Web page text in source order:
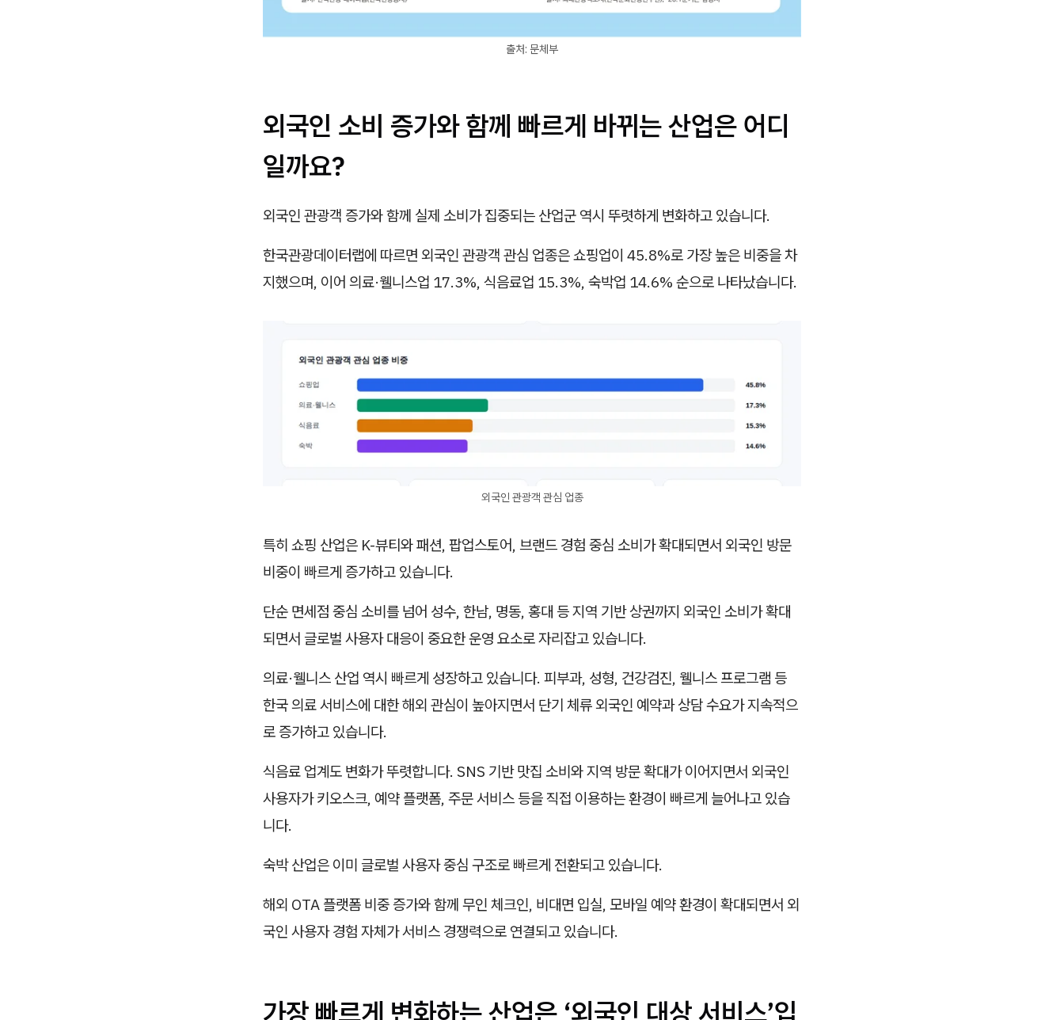
출처: 문체부
외국인 소비 증가와 함께 빠르게 바뀌는 산업은 어디
일까요?
외국인 관광객 증가와 함께 실제 소비가 집중되는 산업군 역시 뚜렷하게 변화하고 있습니다.
한국관광데이터랩에 따르면 외국인 관광객 관심 업종은 쇼핑업이 45.8%로 가장 높은 비중을 차
지했으며, 이어 의료·웰니스업 17.3%, 식음료업 15.3%, 숙박업 14.6% 순으로 나타났습니다.
외국인 관광객 관심 업종
특히 쇼핑 산업은 K-뷰티와 패션, 팝업스토어, 브랜드 경험 중심 소비가 확대되면서 외국인 방문
비중이 빠르게 증가하고 있습니다.
단순 면세점 중심 소비를 넘어 성수, 한남, 명동, 홍대 등 지역 기반 상권까지 외국인 소비가 확대
되면서 글로벌 사용자 대응이 중요한 운영 요소로 자리잡고 있습니다.
의료·웰니스 산업 역시 빠르게 성장하고 있습니다. 피부과, 성형, 건강검진, 웰니스 프로그램 등
한국 의료 서비스에 대한 해외 관심이 높아지면서 단기 체류 외국인 예약과 상담 수요가 지속적으
로 증가하고 있습니다.
식음료 업계도 변화가 뚜렷합니다. SNS 기반 맛집 소비와 지역 방문 확대가 이어지면서 외국인
사용자가 키오스크, 예약 플랫폼, 주문 서비스 등을 직접 이용하는 환경이 빠르게 늘어나고 있습
니다.
숙박 산업은 이미 글로벌 사용자 중심 구조로 빠르게 전환되고 있습니다.
해외 OTA 플랫폼 비중 증가와 함께 무인 체크인, 비대면 입실, 모바일 예약 환경이 확대되면서 외
국인 사용자 경험 자체가 서비스 경쟁력으로 연결되고 있습니다.
가장 빠르게 변화하는 산업은 ‘외국인 대상 서비스’입